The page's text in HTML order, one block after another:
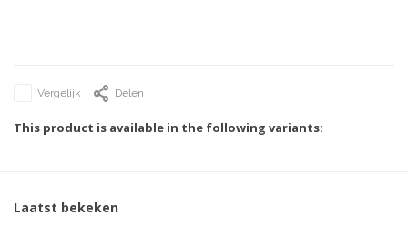
Vergelijk Delen
This product is available in the following variants:
Laatst bekeken